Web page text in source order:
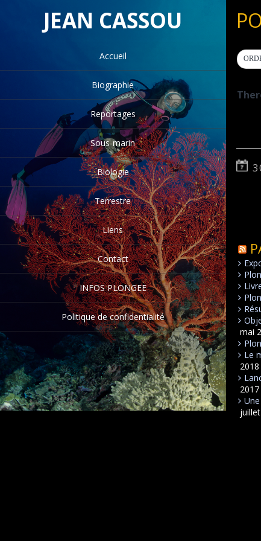
JEAN CASSOU
Accueil
Biographie
Reportages
Sous-marin
Biologie
Terrestre
Liens
Contact
INFOS PLONGEE
Politique de confidentialité
mai
Le
2018
2017